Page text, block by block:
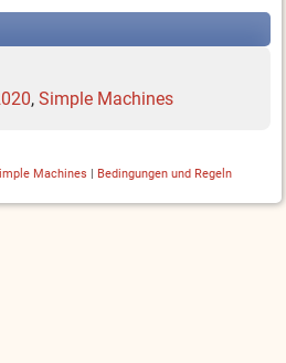
, Simple Machines
Machines | Bedingungen und Regeln